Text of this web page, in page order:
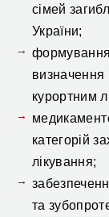
сімей
України;
формування
визначення
курортним
категорій
лікування;
та